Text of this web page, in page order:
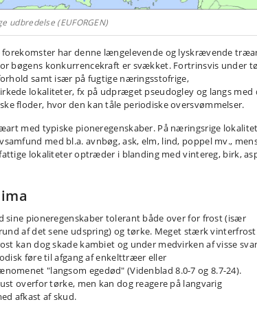
udbredelse (EUFORGEN)
forekomster har denne længelevende og lyskrævende
bøgens konkurrencekraft er svækket. Fortrinsvis under
samt især på fugtige næringsstofrige,
lokaliteter, fx på udpræget pseudogley og langs med
floder, hvor den kan tåle periodiske oversvømmelser.
med typiske pioneregenskaber. På næringsrige
med bl.a. avnbøg, ask, elm, lind, poppel mv.,
lokaliteter optræder i blanding med vintereg, birk,
sine pioneregenskaber tolerant både over for frost (især
af det sene udspring) og tørke. Meget stærk vinterfrost
kan dog skade kambiet og under medvirken af visse
føre til afgang af enkelttræer eller
"langsom egedød" (Videnblad 8.0-7 og 8.7-24).
overfor tørke, men kan dog reagere på langvarig
afkast af skud.